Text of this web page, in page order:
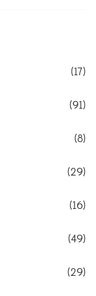
(17)
(91)
(8)
(29)
(16)
(49)
(29)